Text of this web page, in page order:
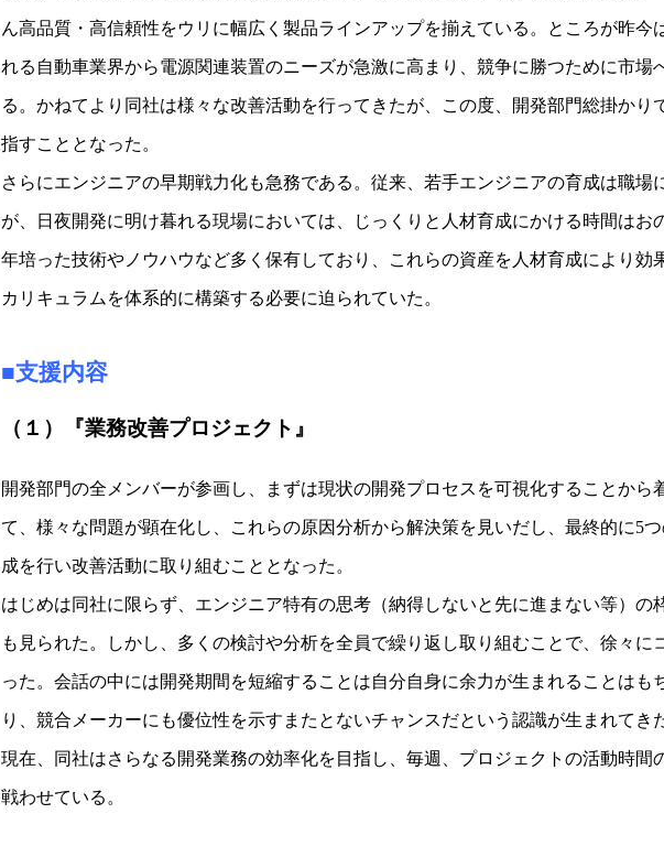
ん高品質・高信頼性をウリに幅広く製品ラインアップを揃えている。ところが昨今
れる自動車業界から電源関連装置のニーズが急激に高まり、競争に勝つために市場
る。かねてより同社は様々な改善活動を行ってきたが、この度、開発部門総掛かり
指すこととなった。
さらにエンジニアの早期戦力化も急務である。従来、若手エンジニアの育成は職場
が、日夜開発に明け暮れる現場においては、じっくりと人材育成にかける時間はお
年培った技術やノウハウなど多く保有しており、これらの資産を人材育成により効
カリキュラムを体系的に構築する必要に迫られていた。
■支援内容
（１）『業務改善プロジェクト』
開発部門の全メンバーが参画し、まずは現状の開発プロセスを可視化することから
て、様々な問題が顕在化し、これらの原因分析から解決策を見いだし、最終的に5
成を行い改善活動に取り組むこととなった。
はじめは同社に限らず、エンジニア特有の思考（納得しないと先に進まない等）の
も見られた。しかし、多くの検討や分析を全員で繰り返し取り組むことで、徐々に
った。会話の中には開発期間を短縮することは自分自身に余力が生まれることはも
り、競合メーカーにも優位性を示すまたとないチャンスだという認識が生まれてき
現在、同社はさらなる開発業務の効率化を目指し、毎週、プロジェクトの活動時間
戦わせている。